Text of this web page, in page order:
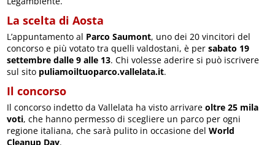
La scelta di Aosta
L’appuntamento al Parco Saumont, uno dei 20 vincitori del
concorso e più votato tra quelli valdostani, è persabato 19
settembre dalle 9 alle 13. Chi volesse aderire si può iscrivere
sul sito puliamoiltuoparco.vallelata.it.
Il concorso
Il concorso indetto da Vallelata ha visto arrivareoltre 25 mila
voti, che hanno permesso di scegliere un parco per ogni
regione italiana, che sarà pulito in occasione delWorld
Cleanup Day.